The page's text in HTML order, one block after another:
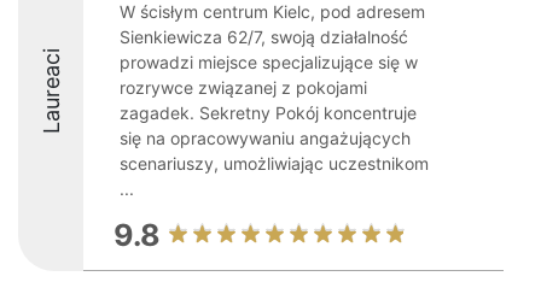
Laureaci
W ścisłym centrum Kielc, pod adresem
Sienkiewicza 62/7, swoją działalność
prowadzi miejsce specjalizujące się w
rozrywce związanej z pokojami
zagadek. Sekretny Pokój koncentruje
się na opracowywaniu angażujących
scenariuszy, umożliwiając uczestnikom
...
9.8